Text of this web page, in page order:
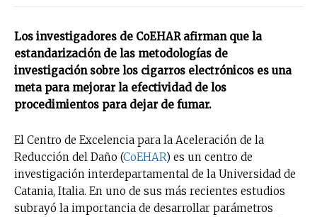
Los investigadores de CoEHAR afirman que la
estandarización de las metodologías de
investigación sobre los cigarros electrónicos es una
meta para mejorar la efectividad de los
procedimientos para dejar de fumar.
El Centro de Excelencia para la Aceleración de la
Reducción del Daño (CoEHAR) es un centro de
investigación interdepartamental de la Universidad de
Catania, Italia. En uno de sus más recientes estudios
subrayó la importancia de desarrollar parámetros